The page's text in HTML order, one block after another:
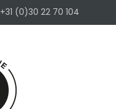
+31 (0)30 22 70 104